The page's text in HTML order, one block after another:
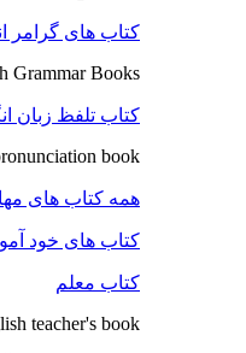
کتاب های گرامر
Grammar Books
کتاب تلفظ زبان
book
همه کتاب های
کتاب های خود
کتاب معلم
teacher's book